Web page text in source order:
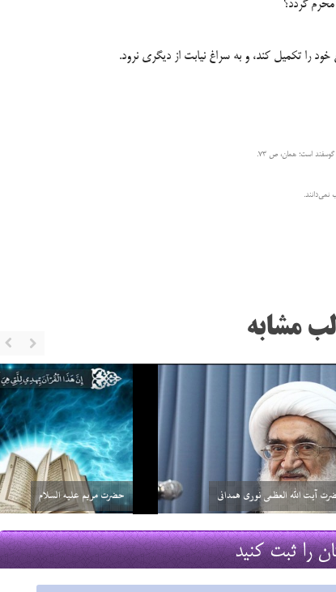
را تکمیل کند، و به سراغ نیابت از دیگرى نرود.
مشابه
داري همسر را مقداري توضيح
دهيد؟
پسري مؤمن از خانوادة خوب (نسبتاً فاميل و همساية
قبلي ما) به خواستگاري من آمد. امّا مادرم به خاطر
لاغر بودن پسر مخالفت كرد. خدا مي‌داند تنها ايرادي
كه مادرم گرفت همين بود و براي همين به آن‌ها
جواب رد داد مادرم به دعا نوشتن و استخاره اعتقاد
دارد و…
16 فروردین 95
را ثبت کنید